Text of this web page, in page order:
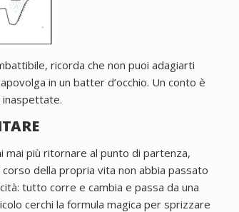
ricorda che non puoi adagiarti
in un batter d’occhio. Un conto è
mai più ritornare al punto di partenza,
della propria vita non abbia passato
tutto corre e cambia e passa da una
cerchi la formula magica per sprizzare